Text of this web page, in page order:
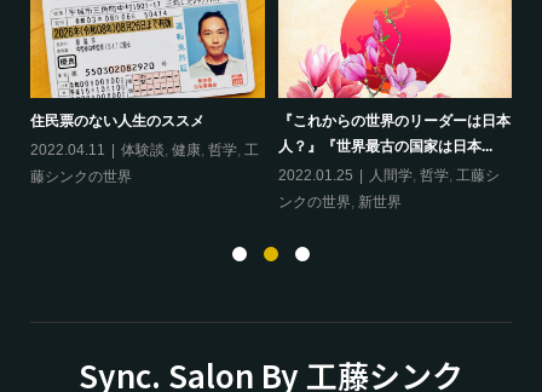
住民票のない人生のススメ
2022.04.11
体験談, 健康, 哲学, 工
藤シンクの世界
『これからの世界のリーダーは日本
人？』『世界最古の国家は日本...
2022.01.25
人間学, 哲学, 工藤シ
ンクの世界, 新世界
Sync. Salon By 工藤シンク